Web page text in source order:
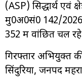
(ASP) सिद्धार्थ एवं
मु0अ0सं0 142/2026
352 में वांछित चल रहे
गिरफ्तार अभियुक्त
सिंदुरिया, जनपद